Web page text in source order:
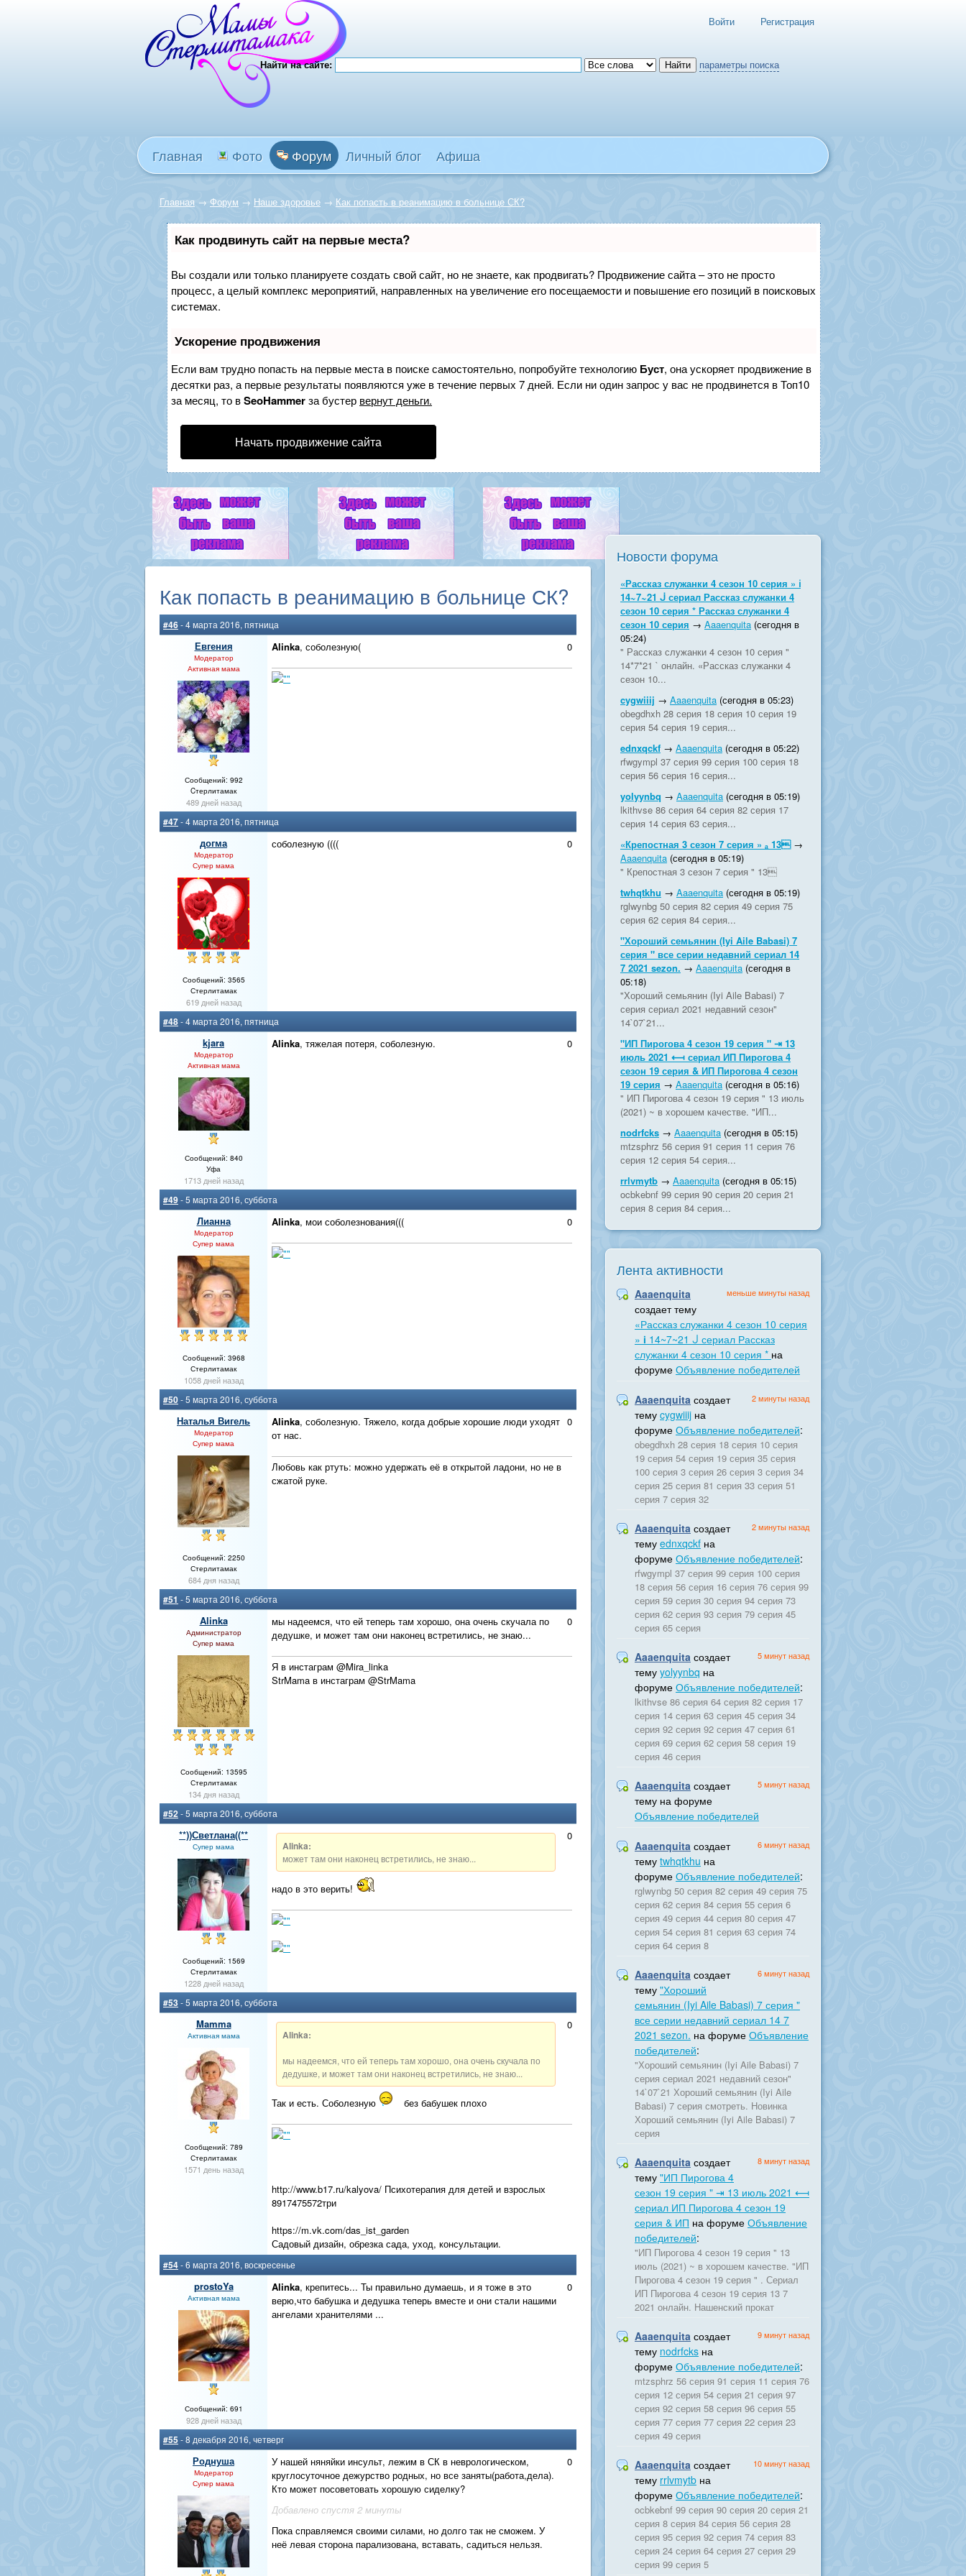
Войти Регистрация
Найти на сайте: параметры поиска
Главная Фото Форум Личный блог Афиша
Главная → Форум → Наше здоровье → Как попасть в реанимацию в больнице СК?
Как продвинуть сайт на первые места?
Вы создали или только планируете создать свой сайт, но не знаете, как продвигать? Продвижение сайта – это не просто
процесс, а целый комплекс мероприятий, направленных на увеличение его посещаемости и повышение его позиций в поисковых
системах.
Ускорение продвижения
Если вам трудно попасть на первые места в поиске самостоятельно, попробуйте технологию Буст, она ускоряет продвижение в
десятки раз, а первые результаты появляются уже в течение первых 7 дней. Если ни один запрос у вас не продвинется в Топ10
за месяц, то вSeoHammerза бустер вернут деньги.
Начать продвижение сайта
Как попасть в реанимацию в больнице СК?
#46- 4 марта 2016, пятница
Евгения
Модератор
Активная мама
Сообщений: 992
Cтерлитамак
489 дней назад
0
Alinka, соболезную(
#47- 4 марта 2016, пятница
догма
Модератор
Супер мама
Сообщений: 3565
Стерлитамак
619 дней назад
0
соболезную ((((
#48- 4 марта 2016, пятница
kjara
Модератор
Активная мама
Сообщений: 840
Уфа
1713 дней назад
0
Alinka, тяжелая потеря, соболезную.
#49- 5 марта 2016, суббота
Лианна
Модератор
Супер мама
Сообщений: 3968
Стерлитамак
1058 дней назад
0
Alinka, мои соболезнования(((
#50- 5 марта 2016, суббота
Наталья Вигель
Модератор
Супер мама
Сообщений: 2250
Стерлитамак
684 дня назад
0
Alinka, соболезную. Тяжело, когда добрые хорошие люди уходят
от нас.
Любовь как ртуть: можно удержать её в открытой ладони, но не в
сжатой руке.
#51 - 5 марта 2016, суббота
Alinka
Администратор
Супер мама
Сообщений: 13595
Стерлитамак
134 дня назад
0
мы надеемся, что ей теперь там хорошо, она очень скучала по
дедушке, и может там они наконец встретились, не знаю...
Я в инстаграм @Mira_linka
StrMama в инстаграм @StrMama
#52- 5 марта 2016, суббота
**))Светлана((**
Супер мама
Сообщений: 1569
Стерлитамак
1228 дней назад
0
Alinka:
может там они наконец встретились, не знаю...
надо в это верить!
#53- 5 марта 2016, суббота
Mamma
Активная мама
Сообщений: 789
Стерлитамак
1571 день назад
0
Alinka:
мы надеемся, что ей теперь там хорошо, она очень скучала по
дедушке, и может там они наконец встретились, не знаю...
Так и есть. Соболезную без бабушек плохо
http://www.b17.ru/kalyova/ Психотерапия для детей и взрослых
8917475572три
https://m.vk.com/das_ist_garden
Садовый дизайн, обрезка сада, уход, консультации.
#54- 6 марта 2016, воскресенье
prostoYa
Активная мама
Сообщений: 691
928 дней назад
0
Alinka, крепитесь... Ты правильно думаешь, и я тоже в это
верю,что бабушка и дедушка теперь вместе и они стали нашими
ангелами хранителями ...
#55 - 8 декабря 2016, четверг
Роднуша
Модератор
Супер мама
0
У нашей няняйки инсульт, лежим в СК в неврологическом,
круглосуточное дежурство родных, но все заняты(работа,дела).
Кто может посоветовать хорошую сиделку?
Добавлено спустя 2 минуты
Пока справляемся своими силами, но долго так не сможем. У
неё левая сторона парализована, вставать, садиться нельзя.
Новости форума
«Рассказ служанки 4 сезон 10 серия » ℹ
14~7~21 ᒎ сериал Рассказ служанки 4
сезон 10 серия * Рассказ служанки 4
сезон 10 серия → Aaaenquita (сегодня в
05:24)
" Рассказ служанки 4 сезон 10 серия "
14*7*21 ` онлайн. «Рассказ служанки 4
сезон 10...
cygwiiij → Aaaenquita (сегодня в 05:23)
obegdhxh 28 серия 18 серия 10 серия 19
серия 54 серия 19 серия...
ednxqckf → Aaaenquita (сегодня в 05:22)
rfwgympl 37 серия 99 серия 100 серия 18
серия 56 серия 16 серия...
yolyynbq → Aaaenquita (сегодня в 05:19)
lkithvse 86 серия 64 серия 82 серия 17
серия 14 серия 63 серия...
«Крепостная 3 сезон 7 серия » ₐ 13 →
Aaaenquita (сегодня в 05:19)
" Крепостная 3 сезон 7 серия " 13
twhqtkhu → Aaaenquita (сегодня в 05:19)
rglwynbg 50 серия 82 серия 49 серия 75
серия 62 серия 84 серия...
"Хороший семьянин (Iyi Aile Babasi) 7
серия " все серии недавний сериал 14
7 2021 sezon. → Aaaenquita (сегодня в
05:18)
"Хороший семьянин (Iyi Aile Babasi) 7
серия сериал 2021 недавний сезон"
14`07`21...
"ИП Пирогова 4 сезон 19 серия " ⇥ 13
июль 2021 ⟻ сериал ИП Пирогова 4
сезон 19 серия & ИП Пирогова 4 сезон
19 серия → Aaaenquita (сегодня в 05:16)
" ИП Пирогова 4 сезон 19 серия " 13 июль
(2021) ~ в хорошем качестве. "ИП...
nodrfcks → Aaaenquita (сегодня в 05:15)
mtzsphrz 56 серия 91 серия 11 серия 76
серия 12 серия 54 серия...
rrlvmytb → Aaaenquita (сегодня в 05:15)
ocbkebnf 99 серия 90 серия 20 серия 21
серия 8 серия 84 серия...
Лента активности
меньше минуты назад
Aaaenquita
создает тему
«Рассказ служанки 4 сезон 10 серия
» ℹ 14~7~21 ᒎ сериал Рассказ
служанки 4 сезон 10 серия * на
форуме Объявление победителей
2 минуты назад
Aaaenquita создает
тему cygwiiij на
форуме Объявление победителей:
obegdhxh 28 серия 18 серия 10 серия
19 серия 54 серия 19 серия 35 серия
100 серия 3 серия 26 серия 3 серия 34
серия 25 серия 81 серия 33 серия 51
серия 7 серия 32
2 минуты назад
Aaaenquita создает
тему ednxqckf на
форуме Объявление победителей:
rfwgympl 37 серия 99 серия 100 серия
18 серия 56 серия 16 серия 76 серия 99
серия 59 серия 30 серия 94 серия 73
серия 62 серия 93 серия 79 серия 45
серия 65 серия
5 минут назад
Aaaenquita создает
тему yolyynbq на
форуме Объявление победителей:
lkithvse 86 серия 64 серия 82 серия 17
серия 14 серия 63 серия 45 серия 34
серия 92 серия 92 серия 47 серия 61
серия 69 серия 62 серия 58 серия 19
серия 46 серия
5 минут назад
Aaaenquita создает
тему на форуме
Объявление победителей
6 минут назад
Aaaenquita создает
тему twhqtkhu на
форуме Объявление победителей:
rglwynbg 50 серия 82 серия 49 серия 75
серия 62 серия 84 серия 55 серия 6
серия 49 серия 44 серия 80 серия 47
серия 54 серия 81 серия 63 серия 74
серия 64 серия 8
6 минут назад
Aaaenquita создает
тему "Хороший
семьянин (Iyi Aile Babasi) 7 серия "
все серии недавний сериал 14 7
2021 sezon. на форуме Объявление
победителей:
"Хороший семьянин (Iyi Aile Babasi) 7
серия сериал 2021 недавний сезон"
14`07`21 Хороший семьянин (Iyi Aile
Babasi) 7 серия смотреть. Новинка
Хороший семьянин (Iyi Aile Babasi) 7
серия
8 минут назад
Aaaenquita создает
тему "ИП Пирогова 4
сезон 19 серия " ⇥ 13 июль 2021 ⟻
сериал ИП Пирогова 4 сезон 19
серия & ИП на форуме Объявление
победителей:
"ИП Пирогова 4 сезон 19 серия " 13
июль (2021) ~ в хорошем качестве. "ИП
Пирогова 4 сезон 19 серия " . Сериал
ИП Пирогова 4 сезон 19 серия 13 7
2021 онлайн. Нашенский прокат
9 минут назад
Aaaenquita создает
тему nodrfcks на
форуме Объявление победителей:
mtzsphrz 56 серия 91 серия 11 серия 76
серия 12 серия 54 серия 21 серия 97
серия 92 серия 58 серия 96 серия 55
серия 77 серия 77 серия 22 серия 23
серия 49 серия
10 минут назад
Aaaenquita создает
тему rrlvmytb на
форуме Объявление победителей:
ocbkebnf 99 серия 90 серия 20 серия 21
серия 8 серия 84 серия 56 серия 28
серия 95 серия 92 серия 74 серия 83
серия 24 серия 64 серия 27 серия 29
серия 99 серия 5